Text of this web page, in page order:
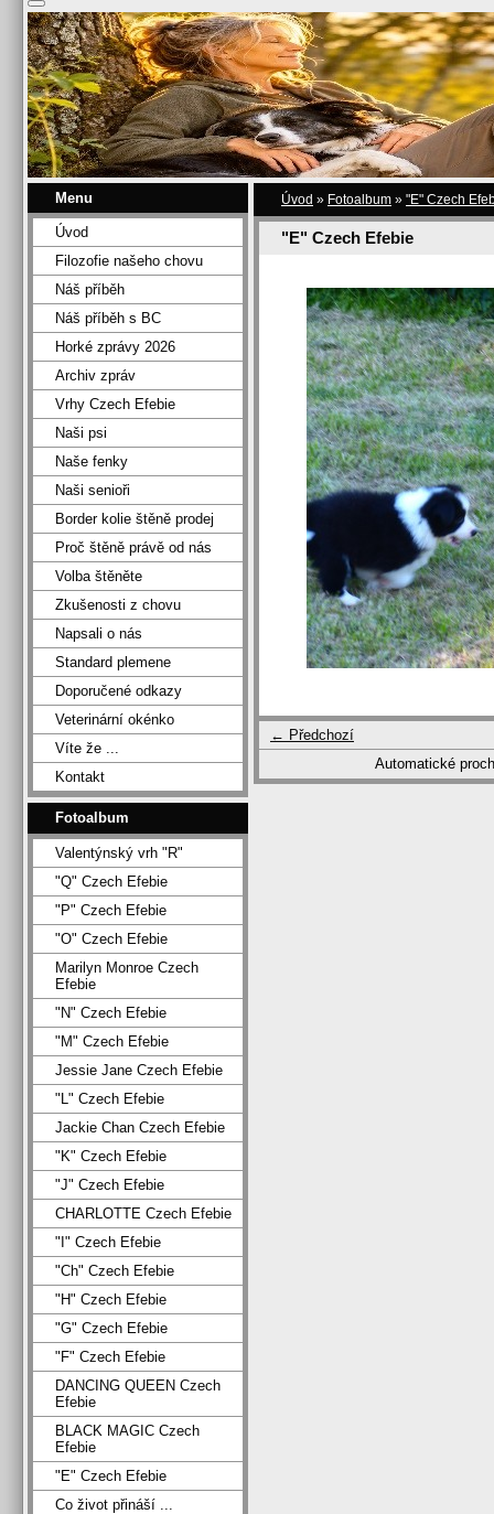
Úvod » Fotoalbum » "E" Czech
"E" Czech Efebie
← Předchozí
Automatické
Menu
Úvod
Filozofie našeho chovu
Náš příběh
Náš příběh s BC
Horké zprávy 2026
Archiv zpráv
Vrhy Czech Efebie
Naši psi
Naše fenky
Naši senioři
Border kolie štěně prodej
Proč štěně právě od nás
Volba štěněte
Zkušenosti z chovu
Napsali o nás
Standard plemene
Doporučené odkazy
Veterinární okénko
Víte že ...
Kontakt
Fotoalbum
Valentýnský vrh "R"
"Q" Czech Efebie
"P" Czech Efebie
"O" Czech Efebie
Marilyn Monroe Czech
Efebie
"N" Czech Efebie
"M" Czech Efebie
Jessie Jane Czech Efebie
"L" Czech Efebie
Jackie Chan Czech Efebie
"K" Czech Efebie
"J" Czech Efebie
CHARLOTTE Czech Efebie
"I" Czech Efebie
"Ch" Czech Efebie
"H" Czech Efebie
"G" Czech Efebie
"F" Czech Efebie
DANCING QUEEN Czech
Efebie
BLACK MAGIC Czech
Efebie
"E" Czech Efebie
Co život přináší ...